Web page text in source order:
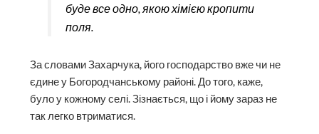
буде все одно, якою хімією кропити
поля.
За словами Захарчука, його господарство вже чи не
єдине у Богородчанському районі. До того, каже,
було у кожному селі. Зізнається, що і йому зараз не
так легко втриматися.